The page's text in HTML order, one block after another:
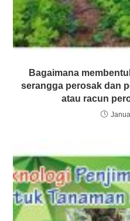
Bagaimana
serangga perosak dan
atau racun